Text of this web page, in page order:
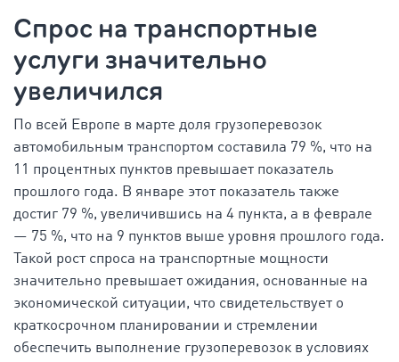
Спрос на транспортные
услуги значительно
увеличился
По всей Европе в марте доля грузоперевозок
автомобильным транспортом составила 79 %, что на
11 процентных пунктов превышает показатель
прошлого года. В январе этот показатель также
достиг 79 %, увеличившись на 4 пункта, а в феврале
— 75 %, что на 9 пунктов выше уровня прошлого года.
Такой рост спроса на транспортные мощности
значительно превышает ожидания, основанные на
экономической ситуации, что свидетельствует о
краткосрочном планировании и стремлении
обеспечить выполнение грузоперевозок в условиях